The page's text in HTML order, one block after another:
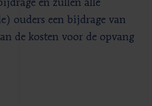
en zullen alle
ouders een bijdrage van
de kosten voor de opvang